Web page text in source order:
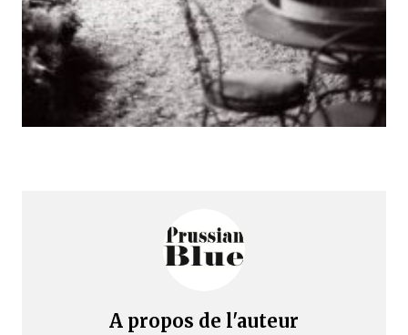
A propos de l'auteur